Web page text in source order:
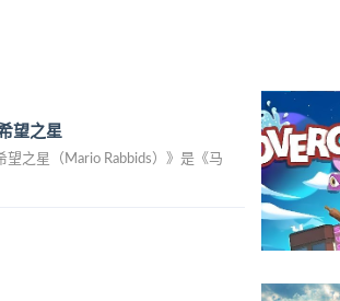
望之星
之星（Mario Rabbids）》是《马